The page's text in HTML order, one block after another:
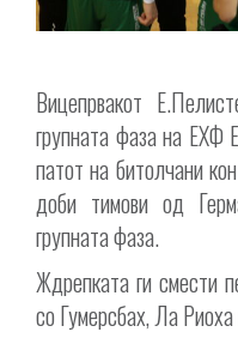
Вицепрвакот
групната фаза на ЕХФ
патот на битолчани
доби тимови од
групната фаза.
Ждрепката ги смести
со Гумерсбах, Ла